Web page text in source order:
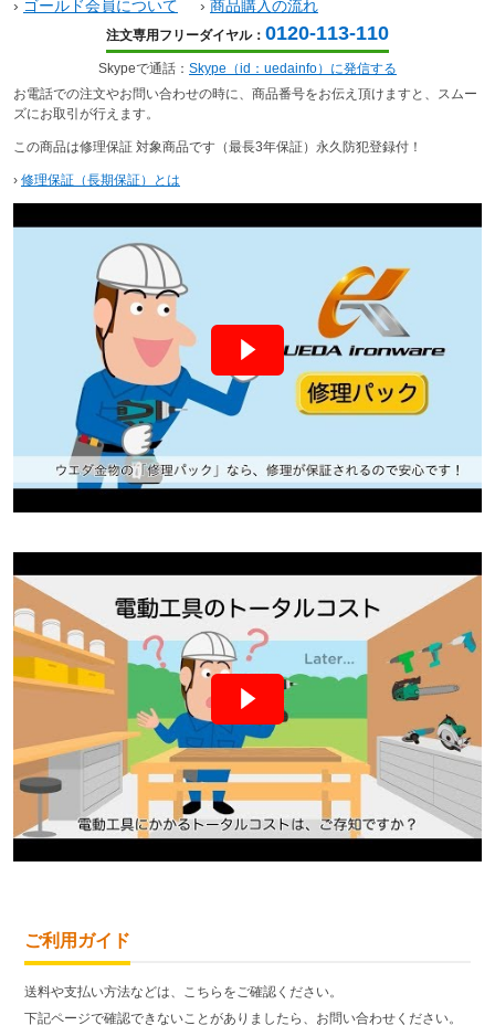
› ゴールド会員について › 商品購入の流れ
注文専用フリーダイヤル： 0120-113-110
Skypeで通話： Skype（id：uedainfo）に発信する
お電話での注文やお問い合わせの時に、商品番号をお伝え頂けますと、スムー
ズにお取引が行えます。
この商品は修理保証 対象商品です（最長3年保証）永久防犯登録付！
› 修理保証（長期保証）とは
ご利用ガイド
送料や支払い方法などは、こちらをご確認ください。
下記ページで確認できないことがありましたら、お問い合わせください。